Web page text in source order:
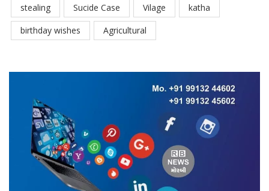
stealing
Sucide Case Vilage
katha
birthday wishes
Agricultural